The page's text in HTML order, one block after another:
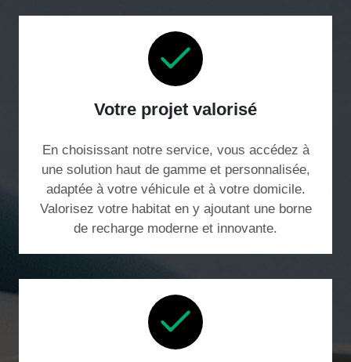
Votre projet valorisé
En choisissant notre service, vous accédez à
une solution haut de gamme et personnalisée,
adaptée à votre véhicule et à votre domicile.
Valorisez votre habitat en y ajoutant une borne
de recharge moderne et innovante.